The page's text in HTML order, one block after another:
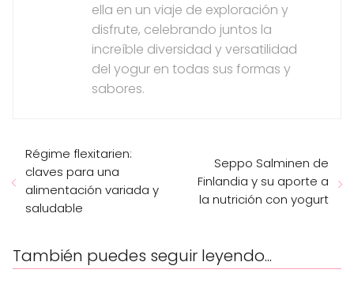
ella en un viaje de exploración y
disfrute, celebrando juntos la
increíble diversidad y versatilidad
del yogur en todas sus formas y
sabores.
Régime flexitarien:
claves para una
alimentación variada y
saludable
Seppo Salminen de
Finlandia y su aporte a
la nutrición con yogurt
También puedes seguir leyendo...